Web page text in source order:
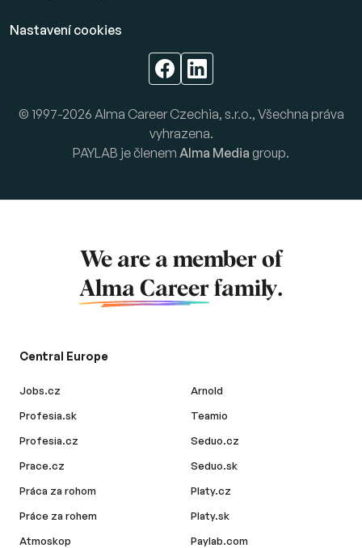
Nastavení cookies
© 1997-2026 Alma Career Czechia, s.r.o., Všechna práva
vyhrazena.
PAYLAB je členem Alma Media group.
We are a member of
Alma Career family.
Central Europe
Jobs.cz
Profesia.sk
Profesia.cz
Prace.cz
Práca za rohom
Práce za rohem
Atmoskop
Arnold
Teamio
Seduo.cz
Seduo.sk
Platy.cz
Platy.sk
Paylab.com